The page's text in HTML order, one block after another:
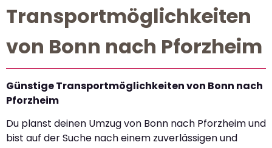
Transportmöglichkeiten
von Bonn nach Pforzheim
Günstige Transportmöglichkeiten von Bonn nach
Pforzheim
Du planst deinen Umzug von Bonn nach Pforzheim und
bist auf der Suche nach einem zuverlässigen und